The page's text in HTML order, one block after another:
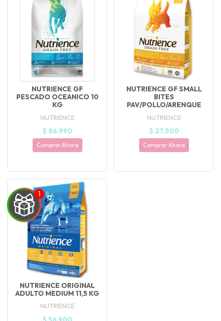
NUTRIENCE GF
PESCADO OCEANICO 10
KG
NUTRIENCE
$ 86.990
Comprar Ahora
NUTRIENCE GF SMALL
BITES
PAV/POLLO/ARENQUE
NUTRIENCE
$ 27.500
Comprar Ahora
NUTRIENCE ORIGINAL
ADULTO MEDIUM 11,5 KG
NUTRIENCE